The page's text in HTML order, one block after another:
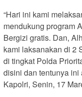
“Hari ini kami
mendukung program
Bergizi gratis. Dan,
kami laksanakan di 2
di tingkat Polda
disini dan tentunya ini
Kapolri, Senin, 17